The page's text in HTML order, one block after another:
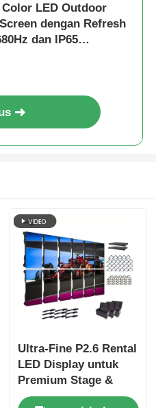
Color LED Outdoor
dengan Refresh
dan IP65
Ultra-Fine P2.6 Rental
LED Display untuk
Premium Stage &
Indoor Events dengan